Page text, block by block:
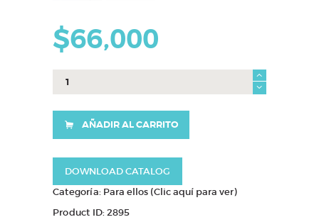
$66,000
caja
licor)
AÑADIR AL CARRITO
DOWNLOAD CATALOG
Categoría: Para ellos (Clic aquí para ver)
Product ID:2895